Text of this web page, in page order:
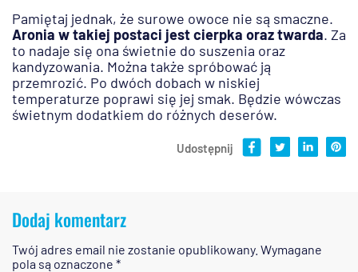
Pamiętaj jednak, że surowe owoce nie są smaczne.
Aronia w takiej postaci jest cierpka oraz twarda. Za
to nadaje się ona świetnie do suszenia oraz
kandyzowania. Można także spróbować ją
przemrozić. Po dwóch dobach w niskiej
temperaturze poprawi się jej smak. Będzie wówczas
świetnym dodatkiem do różnych deserów.
Udostępnij
Dodaj komentarz
Twój adres email nie zostanie opublikowany. Wymagane
pola są oznaczone *